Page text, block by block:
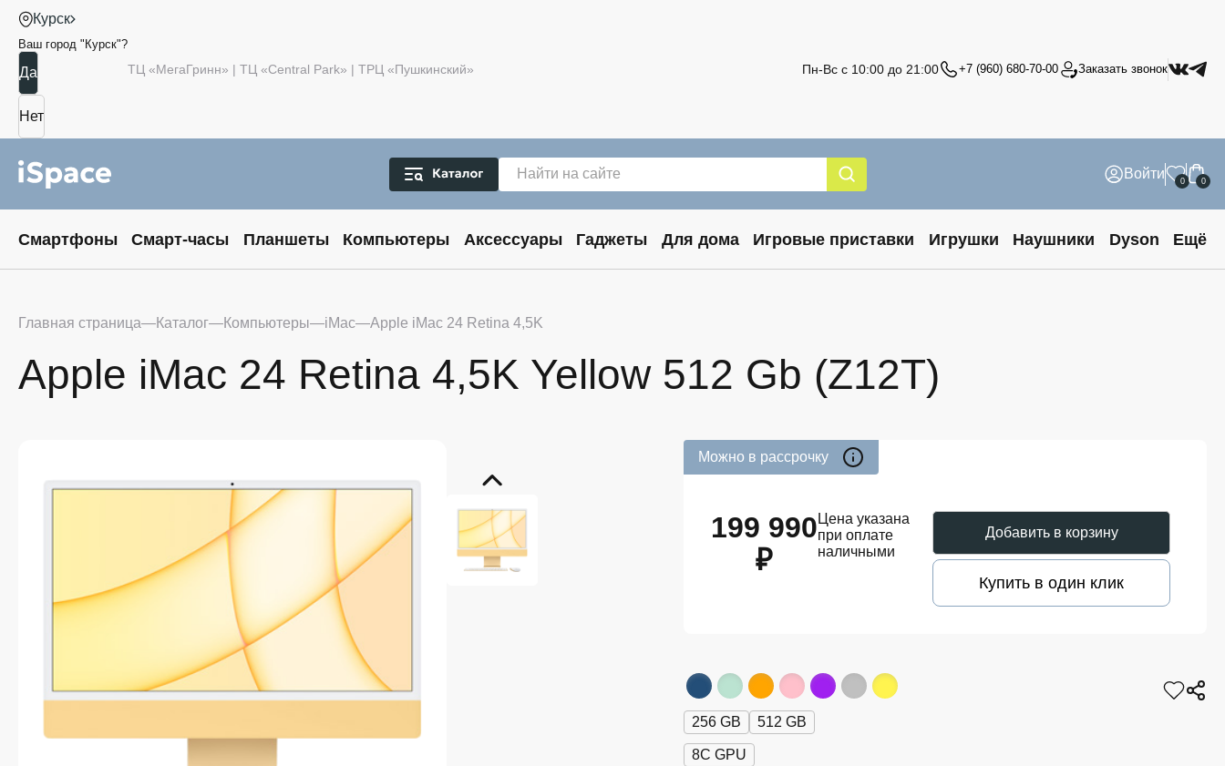
Курск
Ваш город " Курск"?
ТЦ «МегаГринн» | ТЦ «Central Park» | ТРЦ «Пушкинский» Пн-Вс с 10:00 до 21:00 +7 (960) 680-70-00 Заказать звонок
Войти 0 0
Смартфоны Смарт-часы Планшеты Компьютеры Аксессуары Гаджеты Для дома Игровые приставки Игрушки Наушники Dyson Ещё
Главная страница Каталог Компьютеры iMac Apple iMac 24 Retina 4,5K
Apple iMac 24 Retina 4,5K Yellow 512 Gb (Z12T)
Можно в рассрочку
199 990
₽
Цена указана
при оплате
наличными
Добавить в корзину
Купить в один клик
256 GB 512 GB
8C GPU